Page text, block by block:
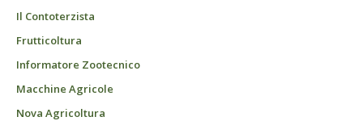
Il Contoterzista
Frutticoltura
Informatore Zootecnico
Macchine Agricole
Nova Agricoltura